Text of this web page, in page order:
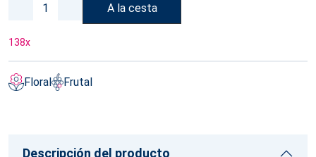
A la cesta
138x
Floral Frutal
Descripción del producto